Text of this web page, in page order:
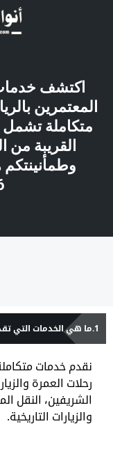
اكتشف
المعتمرين
متكاملة تشمل
القريبة
وطمأنينتكم
ما هي الخدمات التي
نقدم خدمات
رحلات العمرة
الشريفين، النقل
والزيارات التاريخية.